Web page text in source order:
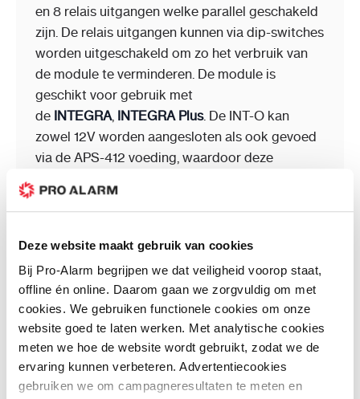
Deze website maakt gebruik van cookies
Bij Pro-Alarm begrijpen we dat veiligheid voorop staat,
offline én online. Daarom gaan we zorgvuldig om met
cookies. We gebruiken functionele cookies om onze
website goed te laten werken. Met analytische cookies
meten we hoe de website wordt gebruikt, zodat we de
ervaring kunnen verbeteren. Advertentiecookies
gebruiken we om campagneresultaten te meten en
en 8 relais uitgangen welke parallel geschakeld
zijn. De relais uitgangen kunnen via dip-switches
worden uitgeschakeld om zo het verbruik van
de module te verminderen. De module is
geschikt voor gebruik met
de INTEGRA, INTEGRA Plus. De INT-O kan
zowel 12V worden aangesloten als ook gevoed
via de APS-412 voeding, waardoor deze
Kleur
Wit
Gewicht
0.09 kg
Afmetingen
0.00 x 0.00 x 0.00 cm